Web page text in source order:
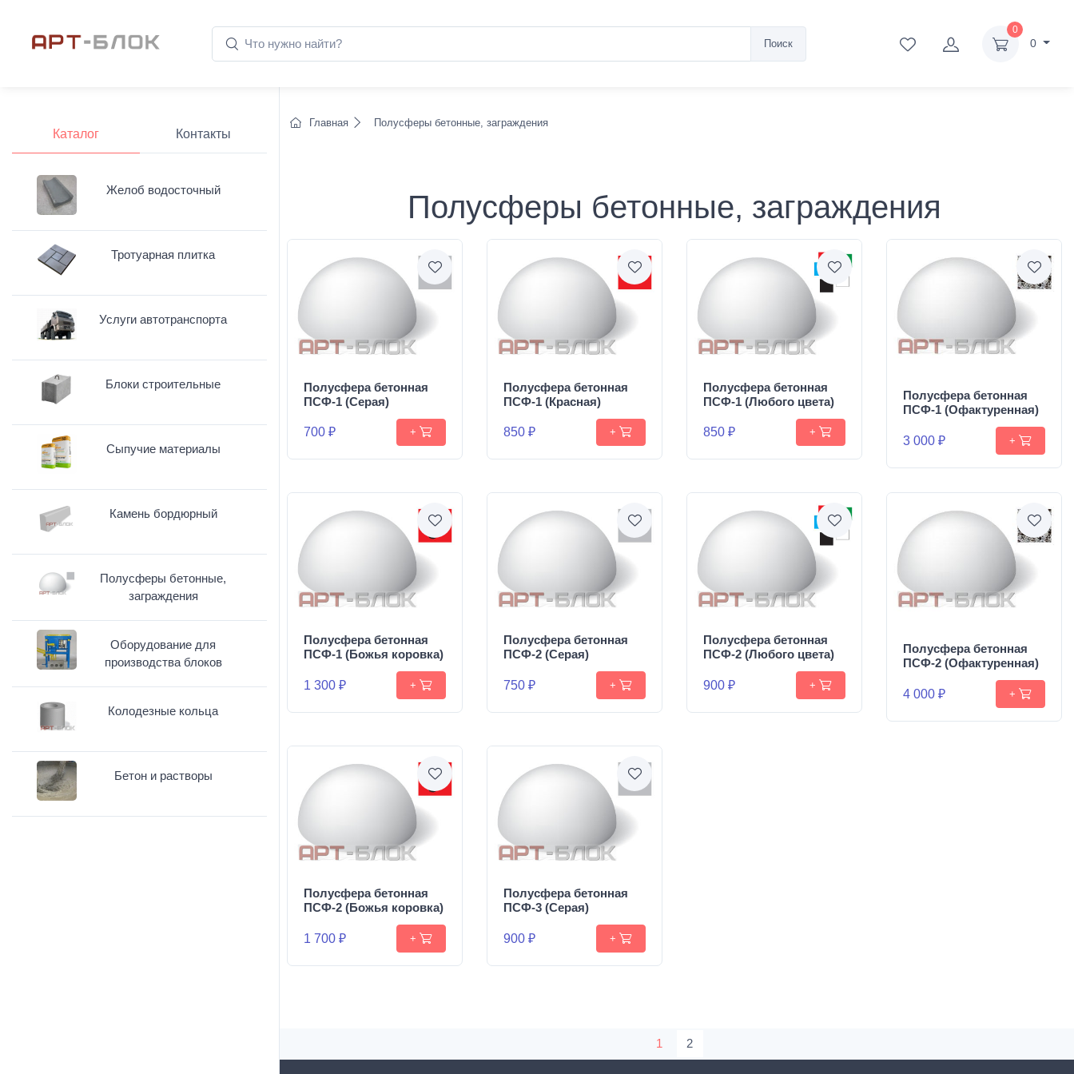
Поиск
0
0
Главная Полусферы бетонные, заграждения
Полусферы бетонные, заграждения
Полусфера бетонная
ПСФ-1 (Серая)
700 ₽ +
Полусфера бетонная
ПСФ-1 (Красная)
850 ₽ +
Полусфера бетонная
ПСФ-1 (Любого цвета)
850 ₽ +
Полусфера бетонная
ПСФ-1 (Офактуренная)
3 000 ₽ +
Полусфера бетонная
ПСФ-1 (Божья коровка)
1 300 ₽ +
Полусфера бетонная
ПСФ-2 (Серая)
750 ₽ +
Полусфера бетонная
ПСФ-2 (Любого цвета)
900 ₽ +
Полусфера бетонная
ПСФ-2 (Офактуренная)
4 000 ₽ +
Полусфера бетонная
ПСФ-2 (Божья коровка)
1 700 ₽ +
Полусфера бетонная
ПСФ-3 (Серая)
900 ₽ +
1 2
Каталог Контакты
Желоб водосточный
Тротуарная плитка
Услуги автотранспорта
Блоки строительные
Сыпучие материалы
Камень бордюрный
Полусферы бетонные,
заграждения
Оборудование для
производства блоков
Колодезные кольца
Бетон и растворы